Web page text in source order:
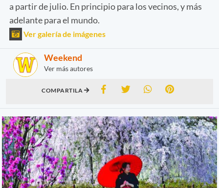
a partir de julio. En principio para los vecinos, y más
adelante para el mundo.
Ver galería de imágenes
Weekend
Ver más autores
COMPARTILA